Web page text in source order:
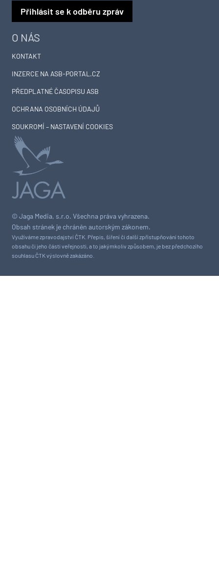
© Jaga Media, s.r.o. Všechna práva vyhrazena.
Obsah stránek je chráněn autorským zákonem.
Využíváme zpravodajství ČTK. Přepis, šíření či další zpřístupňování tohoto
obsahu či jeho části veřejnosti, a to jakýmkoliv způsobem, je bez předchozího
souhlasu ČTK výslovně zakázáno.
O NÁS
KONTAKT
INZERCE NA ASB-PORTAL.CZ
PŘEDPLATNÉ ČASOPISU ASB
OCHRANA OSOBNÍCH ÚDAJŮ
SOUKROMÍ – NASTAVENÍ COOKIES
Přihlásit se k odběru zpráv